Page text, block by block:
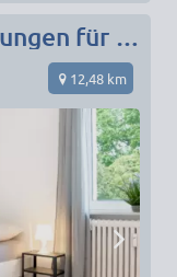
Moderne Monteurwohnungen für 3 bis 45 Personen in Wetzlar I Einzelbetten I all inklusive I TOP Anbieter
12,48 km